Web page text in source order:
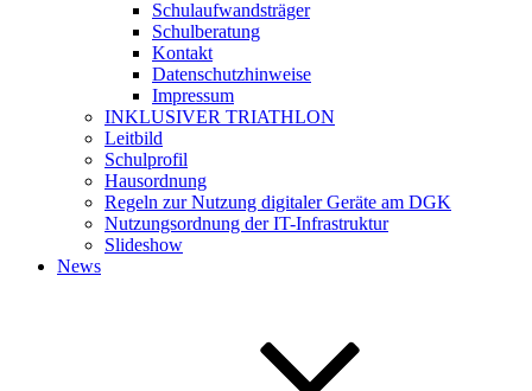
Schulaufwandsträger
Schulberatung
Kontakt
Datenschutzhinweise
Impressum
INKLUSIVER TRIATHLON
Leitbild
Schulprofil
Hausordnung
Regeln zur Nutzung digitaler Geräte am DGK
Nutzungsordnung der IT-Infrastruktur
Slideshow
News